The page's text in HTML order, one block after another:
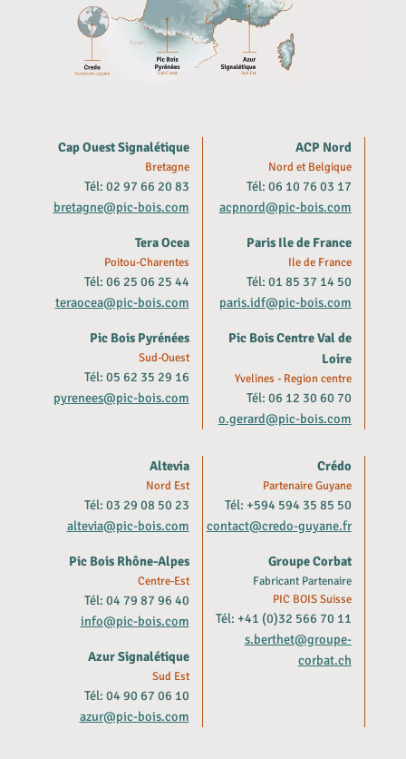
Cap Ouest Signalétique
Bretagne
Tél: 02 97 66 20 83
bretagne@pic-bois.com
Tera Ocea
Poitou-Charentes
Tél: 06 25 06 25 44
teraocea@pic-bois.com
Pic Bois Pyrénées
Sud-Ouest
Tél: 05 62 35 29 16
pyrenees@pic-bois.com
ACP Nord
Nord et Belgique
Tél: 06 10 76 03 17
acpnord@pic-bois.com
Paris Ile de France
Ile de France
Tél: 01 85 37 14 50
paris.idf@pic-bois.com
Pic Bois Centre Val de
Loire
Yvelines - Region centre
Tél: 06 12 30 60 70
o.gerard@pic-bois.com
Altevia
Nord Est
Tél: 03 29 08 50 23
altevia@pic-bois.com
Pic Bois Rhône-Alpes
Centre-Est
Tél: 04 79 87 96 40
info@pic-bois.com
Azur Signalétique
Sud Est
Tél: 04 90 67 06 10
azur@pic-bois.com
Crédo
Partenaire Guyane
Tél: +594 594 35 85 50
contact@credo-guyane.fr
Groupe Corbat
Fabricant Partenaire
PIC BOIS Suisse
Tél: +41 (0)32 566 70 11
s.berthet@groupe-
corbat.ch